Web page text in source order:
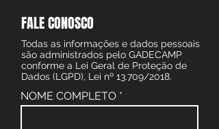
FALE CONOSCO
Todas as informações e dados pessoais
são administrados pelo GADECAMP
conforme a Lei Geral de Proteção de
Dados (LGPD), Lei nº 13.709/2018.
NOME COMPLETO